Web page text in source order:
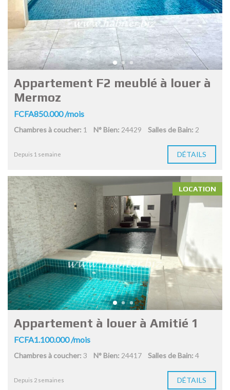
Appartement F2 meublé à louer à
Mermoz
FCFA850.000 /mois
Chambres à coucher: 1 N° Bien: 24429 Salles de Bain: 2
Depuis 1 semaine DÉTAILS
LOCATION
Appartement à louer à Amitié 1
FCFA1.100.000 /mois
Chambres à coucher: 3 N° Bien: 24417 Salles de Bain: 4
Depuis 2 semaines DÉTAILS